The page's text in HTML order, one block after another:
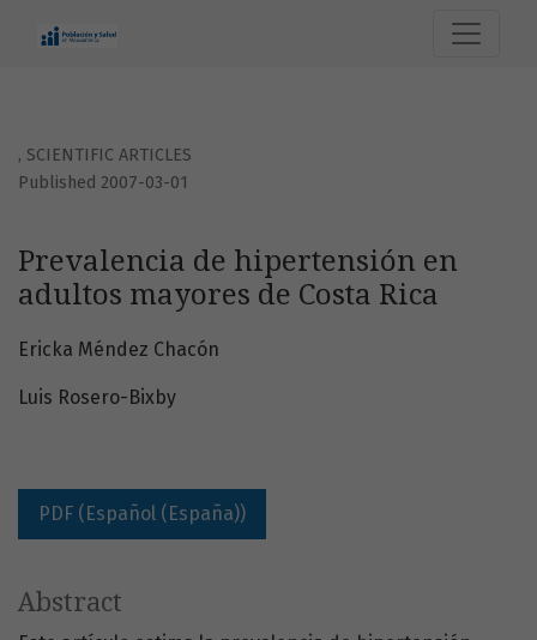
, SCIENTIFIC ARTICLES
Prevalencia de hipertensión en
adultos mayores de Costa Rica
Published 2007-03-01
Ericka Méndez Chacón
Luis Rosero-Bixby
PDF (Español (España))
Abstract